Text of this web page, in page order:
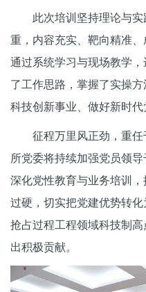
此次培训坚持理论与
重，内容充实、靶向精准、
通过系统学习与现场教学
了工作思路，掌握了实操
科技创新事业、做好新时代
征程万里风正劲，重
所党委将持续加强党员领
深化党性教育与业务培训
过硬，切实把党建优势转
抢占过程工程领域科技制
出积极贡献。